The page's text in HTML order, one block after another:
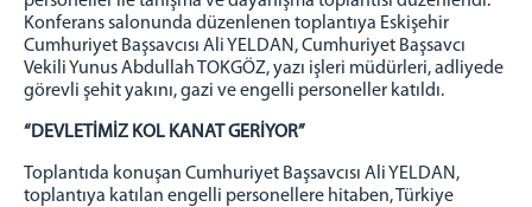
2020 YILLIK FAALİYET RAPORU
2021 YILLIK FAALİYET RAPORU
2022 YILI FAALİYET RAPORU
2023 YILI FALİYET RAPORU
2025 YILI FAALİYET RAPORU
Konferans salonunda düzenlenen toplantıya Eskişehir
Cumhuriyet Başsavcısı Ali YELDAN, Cumhuriyet Başsavcı
Vekili Yunus Abdullah TOKGÖZ, yazı işleri müdürleri, adliyede
görevli şehit yakını, gazi ve engelli personeller katıldı.
“DEVLETİMİZ KOL KANAT GERİYOR”
Toplantıda konuşan Cumhuriyet Başsavcısı Ali YELDAN,
toplantıya katılan engelli personellere hitaben, Türkiye